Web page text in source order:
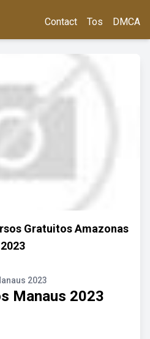
Contact Tos DMCA
Gratuitos Amazonas
2023
2023
Manaus 2023